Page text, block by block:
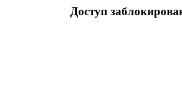
Доступ